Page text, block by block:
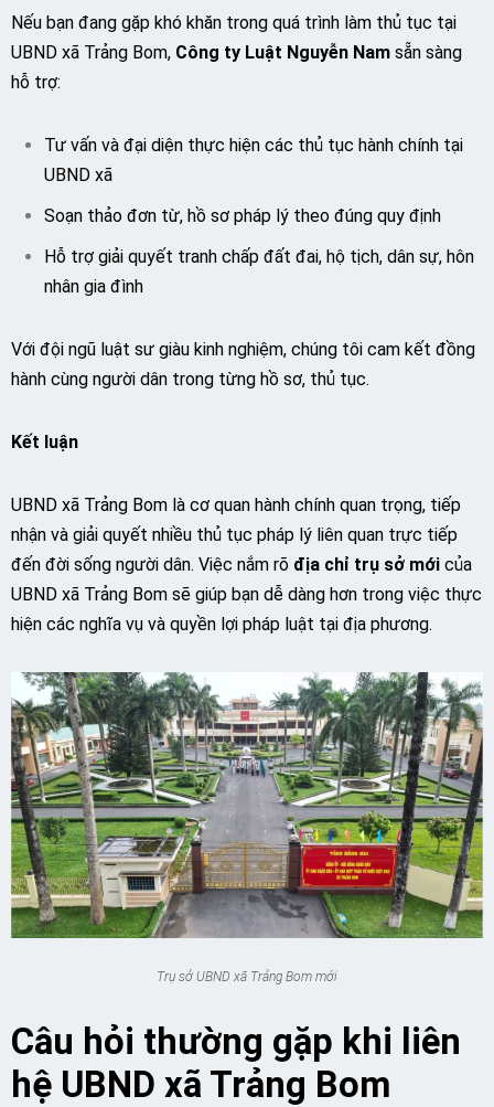
Nếu bạn đang gặp khó khăn trong quá trình làm thủ tục tại
UBND xã Trảng Bom, Công ty Luật Nguyễn Nam sẵn sàng
hỗ trợ:
Tư vấn và đại diện thực hiện các thủ tục hành chính tại
UBND xã
Soạn thảo đơn từ, hồ sơ pháp lý theo đúng quy định
Hỗ trợ giải quyết tranh chấp đất đai, hộ tịch, dân sự, hôn
nhân gia đình
Với đội ngũ luật sư giàu kinh nghiệm, chúng tôi cam kết đồng
hành cùng người dân trong từng hồ sơ, thủ tục.
Kết luận
UBND xã Trảng Bom là cơ quan hành chính quan trọng, tiếp
nhận và giải quyết nhiều thủ tục pháp lý liên quan trực tiếp
đến đời sống người dân. Việc nắm rõ địa chỉ trụ sở mới của
UBND xã Trảng Bom sẽ giúp bạn dễ dàng hơn trong việc thực
hiện các nghĩa vụ và quyền lợi pháp luật tại địa phương.
Trụ sở UBND xã Trảng Bom mới
Câu hỏi thường gặp khi liên
hệ UBND xã Trảng Bom